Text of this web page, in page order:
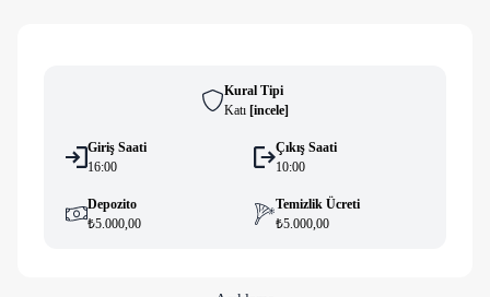
Kural Tipi
Katı [i̇ncele]
Giriş Saati
16:00
Çıkış Saati
10:00
Depozito
₺5.000,00
Temizlik Ücreti
₺5.000,00